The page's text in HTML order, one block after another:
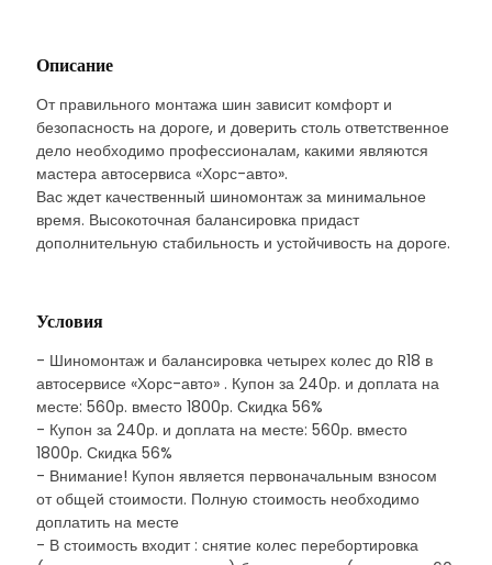
Описание
От правильного монтажа шин зависит комфорт и
безопасность на дороге, и доверить столь ответственное
дело необходимо профессионалам, какими являются
мастера автосервиса «Хорс-авто».
Вас ждет качественный шиномонтаж за минимальное
время. Высокоточная балансировка придаст
дополнительную стабильность и устойчивость на дороге.
Условия
- Шиномонтаж и балансировка четырех колес до R18 в
автосервисе «Хорс-авто» . Купон за 240р. и доплата на
месте: 560р. вместо 1800р. Скидка 56%
- Купон за 240р. и доплата на месте: 560р. вместо
1800р. Скидка 56%
- Внимание! Купон является первоначальным взносом
от общей стоимости. Полную стоимость необходимо
доплатить на месте
- В стоимость входит : снятие колес перебортировка